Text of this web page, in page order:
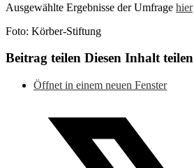
Ausgewählte Ergebnisse der Umfrage hier
Foto: Körber-Stiftung
Beitrag teilen Diesen Inhalt teilen
Öffnet in einem neuen Fenster